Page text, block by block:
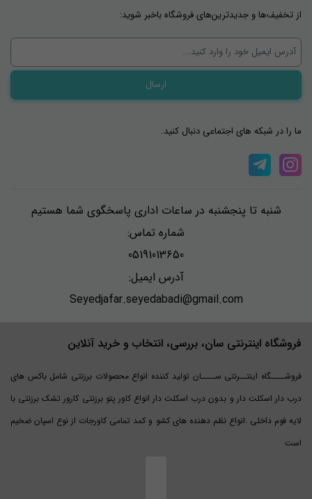
از تخفیف‌ها و جدیدترین‌های فروشگاه باخبر شوید:
ما را در شبکه های اجتماعی دنبال کنید.
شنبه تا پنجشنبه در ساعات اداری پاسخگوی شما هستیم
شماره تماس:
05191013650
آدرس ایمیل:
Seyedjafar.seyedabadi@gmail.com
فروشگاه اینترنتی سان، بررسی، انتخاب و خرید آنلاین
فروشــــگاه اینتــرنتی ســــان تولید کننده انواع محصولات برزنتی شامل باکس های
درب دار اسکلت دار و بدون درب اسکلت دار انواع کاور پتو برزنتی کارور تشک برزنتی با
لایه فوم داخلی .انواع نظم دهنده های کشو و کمد تمامی کاورجات از نوع اسپان ضخیم
است